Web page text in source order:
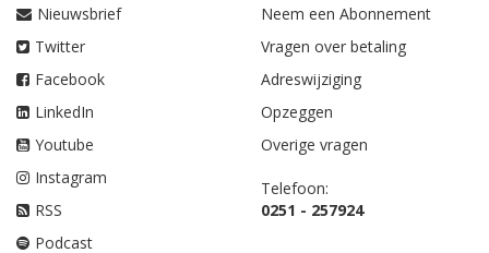
Nieuwsbrief
Twitter
Facebook
LinkedIn
Youtube
Instagram
RSS
Podcast
Neem een Abonnement
Vragen over betaling
Adreswijziging
Opzeggen
Overige vragen
Telefoon:
0251 - 257924